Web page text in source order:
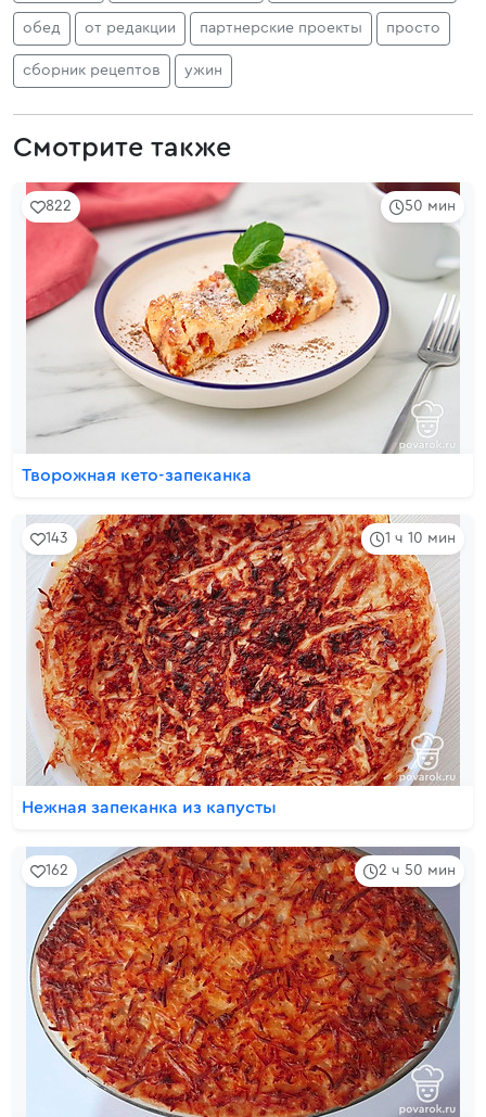
обед от редакции партнерские проекты просто
сборник рецептов ужин
Смотрите также
50 мин
822
Творожная кето-запеканка
1 ч 10 мин
143
Нежная запеканка из капусты
2 ч 50 мин
162